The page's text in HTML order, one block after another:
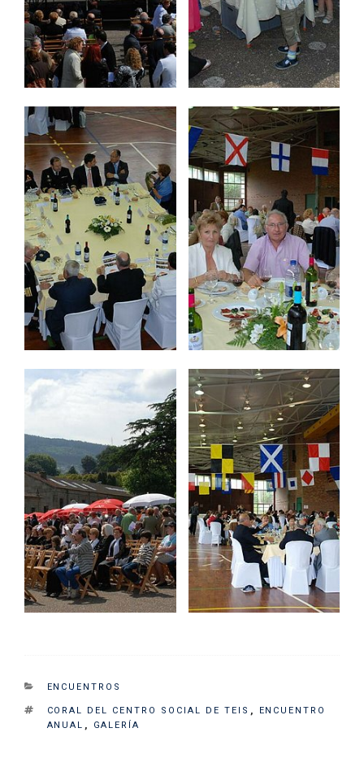
CATEGORIES
ENCUENTROS
TAGS
CORAL DEL CENTRO SOCIAL DE TEIS ,
ENCUENTRO
ANUAL , GALERÍA